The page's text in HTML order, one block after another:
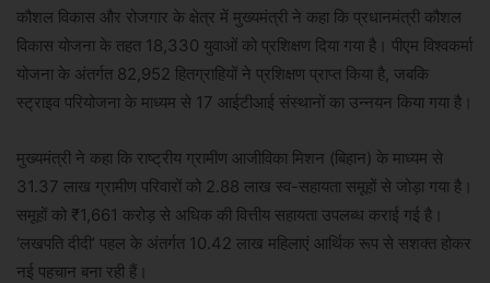
कौशल विकास और रोजगार के क्षेत्र में मुख्यमंत्री ने कहा कि प्रधानमंत्री कौशल
विकास योजना के तहत 18,330 युवाओं को प्रशिक्षण दिया गया है। पीएम विश्वकर्मा
योजना के अंतर्गत 82,952 हितग्राहियों ने प्रशिक्षण प्राप्त किया है, जबकि
स्ट्राइव परियोजना के माध्यम से 17 आईटीआई संस्थानों का उन्नयन किया गया है।
मुख्यमंत्री ने कहा कि राष्ट्रीय ग्रामीण आजीविका मिशन (बिहान) के माध्यम से
31.37 लाख ग्रामीण परिवारों को 2.88 लाख स्व-सहायता समूहों से जोड़ा गया है।
समूहों को ₹1,661 करोड़ से अधिक की वित्तीय सहायता उपलब्ध कराई गई है।
‘लखपति दीदी’ पहल के अंतर्गत 10.42 लाख महिलाएं आर्थिक रूप से सशक्त होकर
नई पहचान बना रही हैं।